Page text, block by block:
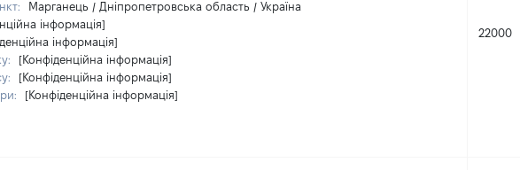
Марганець / Дніпропетровська область / Україна
інформація]
інформація]
[Конфіденційна інформація]
[Конфіденційна інформація]
[Конфіденційна інформація]
22000